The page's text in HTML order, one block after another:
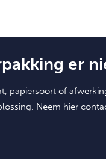
er
papiersoort of
Neem hier